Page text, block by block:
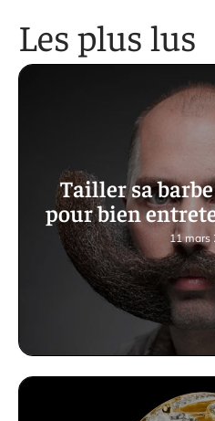
Les plus lus
Tailler sa
pour bien
11 mars